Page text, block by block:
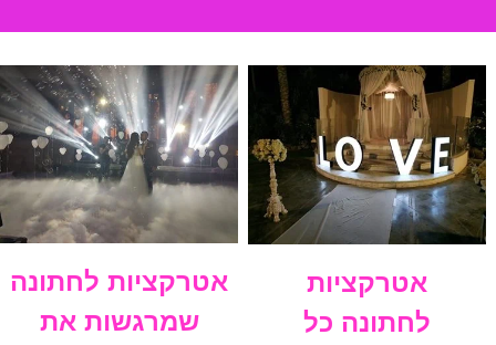
אטרקציות
לחתונה כל
אטרקציות לחתונה
שמרגשות את